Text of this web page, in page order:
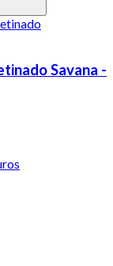
Savana -